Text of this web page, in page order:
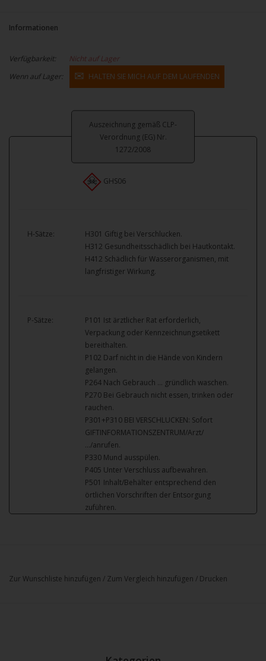
Informationen
Verfügbarkeit:
Nicht auf Lager
Wenn auf Lager:
HALTEN SIE MICH AUF DEM LAUFENDEN
Auszeichnung gemäß CLP-
Verordnung (EG) Nr.
1272/2008
GHS06
H-Sätze:
H301 Giftig bei Verschlucken.
H312 Gesundheitsschädlich bei Hautkontakt.
H412 Schädlich für Wasserorganismen, mit
langfristiger Wirkung.
P-Sätze:
P101 Ist ärztlicher Rat erforderlich,
Verpackung oder Kennzeichnungsetikett
bereithalten.
P102 Darf nicht in die Hände von Kindern
gelangen.
P264 Nach Gebrauch … gründlich waschen.
P270 Bei Gebrauch nicht essen, trinken oder
rauchen.
P301+P310 BEI VERSCHLUCKEN: Sofort
GIFTINFORMATIONSZENTRUM/Arzt/
…/anrufen.
P330 Mund ausspülen.
P405 Unter Verschluss aufbewahren.
P501 Inhalt/Behälter entsprechend den
örtlichen Vorschriften der Entsorgung
zuführen.
Zur Wunschliste hinzufügen / Zum Vergleich hinzufügen / Drucken